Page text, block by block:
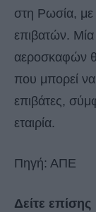
στη Ρωσία, με
επιβατών. Μία
αεροσκαφών
που μπορεί
επιβάτες,
εταιρία.
Πηγή: ΑΠΕ
Δείτε επίσης